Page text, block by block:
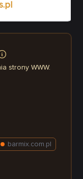
strony WWW.
barmix.com.pl